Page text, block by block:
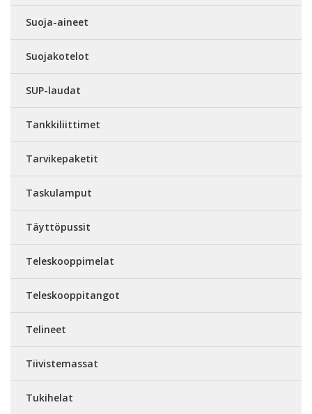
Suoja-aineet
Suojakotelot
SUP-laudat
Tankkiliittimet
Tarvikepaketit
Taskulamput
Täyttöpussit
Teleskooppimelat
Teleskooppitangot
Telineet
Tiivistemassat
Tukihelat